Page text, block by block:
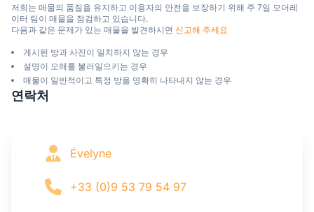
저희는 매물의 품질을 유지하고 이용자의 안전을 보장하기 위해 주 7일 모더레
이터 팀이 매물을 점검하고 있습니다.
다음과 같은 문제가 있는 매물을 발견하시면 신고해 주세요
게시된 방과 사진이 일치하지 않는 경우
설명이 오해를 불러일으키는 경우
매물이 일반적이고 특정 방을 명확히 나타내지 않는 경우
연락처
Évelyne
+33 (0)9 53 79 54 97